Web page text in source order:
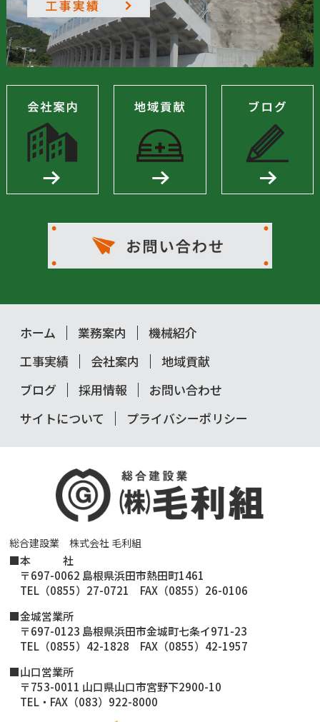
総合建設業 株式会社 毛利組
■本 社
〒697-0062 島根県浜田市熱田町1461
TEL（0855）27-0721 FAX（0855）26-0106
■金城営業所
〒697-0123 島根県浜田市金城町七条イ971-23
TEL（0855）42-1828 FAX（0855）42-1957
■山口営業所
〒753-0011 山口県山口市宮野下2900-10
TEL・FAX（083）922-8000
ホーム 業務案内
機械紹介
工事実績
会社案内
地域貢献
ブログ
採用情報
お問い合わせ
サイトについて
プライバシーポリシー